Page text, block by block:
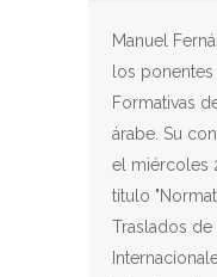
Manuel
los
Formativas
árabe. Su
el miércoles
título
Traslados